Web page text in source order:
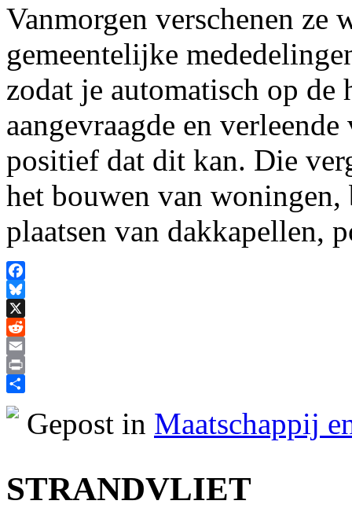
Vanmorgen verschenen
gemeentelijke
zodat je automatisch op
aangevraagde en
positief dat dit kan. Die
het bouwen van
plaatsen van dakkapellen,
Facebook
Bluesky
X
Reddit
Email
Print
Gepost in Maatschappij
STRANDVLIET